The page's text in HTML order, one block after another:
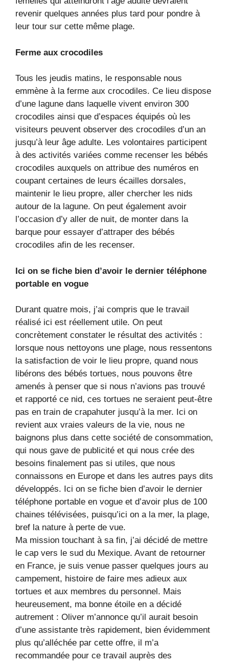
revenir quelques années plus tard pour pondre à
leur tour sur cette même plage.
Ferme aux crocodiles
Tous les jeudis matins, le responsable nous
emmène à la ferme aux crocodiles. Ce lieu dispose
d’une lagune dans laquelle vivent environ 300
crocodiles ainsi que d’espaces équipés où les
visiteurs peuvent observer des crocodiles d’un an
jusqu’à leur âge adulte. Les volontaires participent
à des activités variées comme recenser les bébés
crocodiles auxquels on attribue des numéros en
coupant certaines de leurs écailles dorsales,
maintenir le lieu propre, aller chercher les nids
autour de la lagune. On peut également avoir
l’occasion d’y aller de nuit, de monter dans la
barque pour essayer d’attraper des bébés
crocodiles afin de les recenser.
Ici on se fiche bien d’avoir le dernier téléphone
portable en vogue
Durant quatre mois, j’ai compris que le travail
réalisé ici est réellement utile. On peut
concrètement constater le résultat des activités :
lorsque nous nettoyons une plage, nous ressentons
la satisfaction de voir le lieu propre, quand nous
libérons des bébés tortues, nous pouvons être
amenés à penser que si nous n’avions pas trouvé
et rapporté ce nid, ces tortues ne seraient peut-être
pas en train de crapahuter jusqu’à la mer. Ici on
revient aux vraies valeurs de la vie, nous ne
baignons plus dans cette société de consommation,
qui nous gave de publicité et qui nous crée des
besoins finalement pas si utiles, que nous
connaissons en Europe et dans les autres pays dits
développés. Ici on se fiche bien d’avoir le dernier
téléphone portable en vogue et d’avoir plus de 100
chaines télévisées, puisqu’ici on a la mer, la plage,
bref la nature à perte de vue.
Ma mission touchant à sa fin, j’ai décidé de mettre
le cap vers le sud du Mexique. Avant de retourner
en France, je suis venue passer quelques jours au
campement, histoire de faire mes adieux aux
tortues et aux membres du personnel. Mais
heureusement, ma bonne étoile en a décidé
autrement : Oliver m’annonce qu’il aurait besoin
d’une assistante très rapidement, bien évidemment
plus qu’alléchée par cette offre, il m’a
recommandée pour ce travail auprès des